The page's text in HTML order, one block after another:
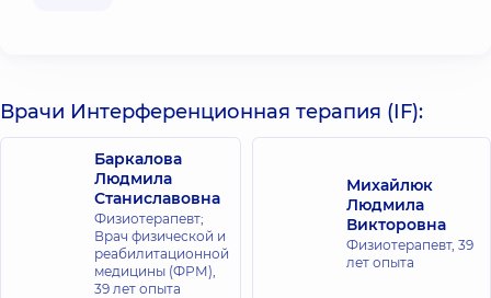
Врачи Интерференционная терапия (IF):
Баркалова
Людмила
Станиславовна
Физиотерапевт;
Врач физической и
реабилитационной
медицины (ФРМ),
39 лет опыта
Михайлюк
Людмила
Викторовна
Физиотерапевт, 39
лет опыта